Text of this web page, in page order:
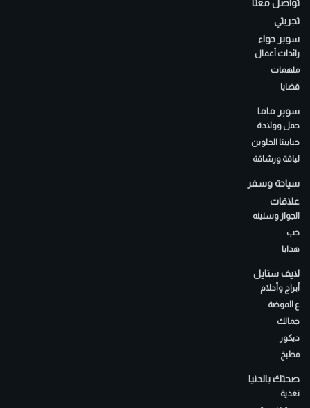
تواصل معنا
تجربتي
سوبر حواء
رائدات أعمال
ملهمات
قضايا
سوبر ماما
حمل وولادة
حبايبنا الحلوين
لياقة ورشاقة
سياحة وسفر
علاقات
الجواز وسنينه
حب
هدايا
لايف ستايل
أبراج وأحلام
ع الموضة
جمالك
ديكور
مطبخ
صحتك بالدنيا
تغذية